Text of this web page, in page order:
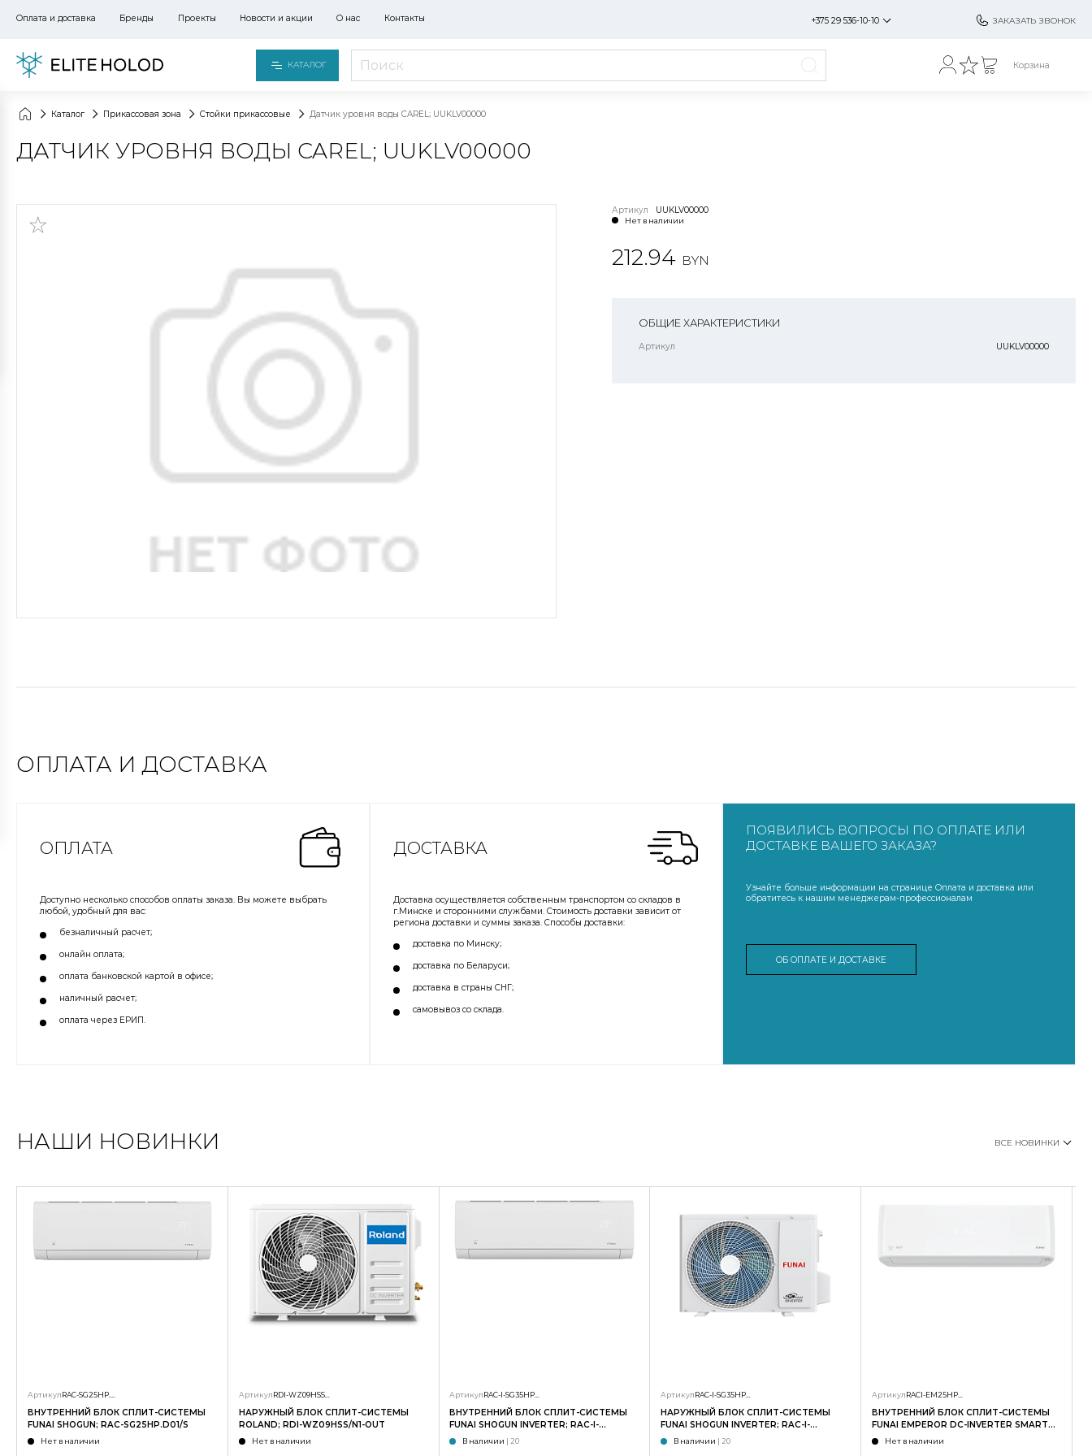
Оплата и доставка Бренды Проекты Новости и акции О нас Контакты +375 29 536-10-10 ЗАКАЗАТЬ ЗВОНОК
КАТАЛОГ Корзина
Каталог Прикассовая зона Стойки прикассовые Датчик уровня воды CAREL; UUKLV00000
ДАТЧИК УРОВНЯ ВОДЫ CAREL; UUKLV00000
Артикул UUKLV00000
Нет в наличии
212.94 BYN
ОБЩИЕ ХАРАКТЕРИСТИКИ
Артикул UUKLV00000
ОПЛАТА И ДОСТАВКА
ОПЛАТА
Доступно несколько способов оплаты заказа. Вы можете выбрать
любой, удобный для вас:
безналичный расчет;
онлайн оплата;
оплата банковской картой в офисе;
наличный расчет;
оплата через ЕРИП.
ДОСТАВКА
Доставка осуществляется собственным транспортом со складов в
г.Минске и сторонними службами. Стоимость доставки зависит от
региона доставки и суммы заказа. Способы доставки:
доставка по Минску;
доставка по Беларуси;
доставка в страны СНГ;
самовывоз со склада.
ПОЯВИЛИСЬ ВОПРОСЫ ПО ОПЛАТЕ ИЛИ
ДОСТАВКЕ ВАШЕГО ЗАКАЗА?
Узнайте больше информации на странице Оплата и доставка или
обратитесь к нашим менеджерам-профессионалам
ОБ ОПЛАТЕ И ДОСТАВКЕ
НАШИ НОВИНКИ ВСЕ НОВИНКИ
Артикул
ВНУТРЕННИЙ БЛОК СПЛИТ-СИСТЕМЫ
FUNAI SHOGUN; RAC-SG25HP.D01/S
Нет в наличии
Артикул RDI-WZ09HSS/N1-OUT
НАРУЖНЫЙ БЛОК СПЛИТ-СИСТЕМЫ
ROLAND; RDI-WZ09HSS/N1-OUT
Нет в наличии
Артикул
ВНУТРЕННИЙ БЛОК СПЛИТ-СИСТЕМЫ
FUNAI SHOGUN INVERTER; RAC-I-
SG35HP.D02/S
В наличии | 20
Артикул
НАРУЖНЫЙ БЛОК СПЛИТ-СИСТЕМЫ
FUNAI SHOGUN INVERTER; RAC-I-
SG35HP.D02/U
В наличии | 20
Артикул RACI-EM25HP.D04/S
ВНУТРЕННИЙ БЛОК СПЛИТ-СИСТЕМЫ
FUNAI EMPEROR DC-INVERTER SMART
EYE; RACI-EM25HP.D04/S
Нет в наличии